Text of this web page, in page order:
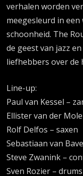
verhalen worden
meegesleurd in
schoonheid. The
de geest van jazz
liefhebbers over de
Line-up:
Paul van Kessel –
Ellister van der
Rolf Delfos – saxen
Sebastiaan van
Steve Zwanink –
Sven Rozier – drums